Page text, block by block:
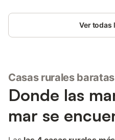
Ver todas
Casas rurales
Donde las
mar se